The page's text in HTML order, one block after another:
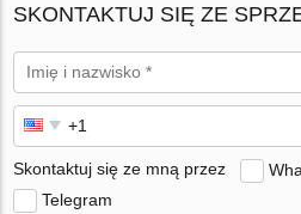
SKONTAKTUJ SIĘ ZE
Skontaktuj się ze mną przez
Telegram